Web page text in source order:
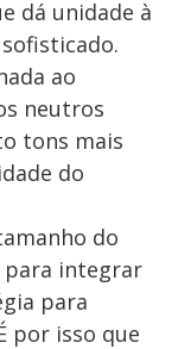
dá unidade à
ao
neutros
tons mais
do
do
para integrar
para
por isso que